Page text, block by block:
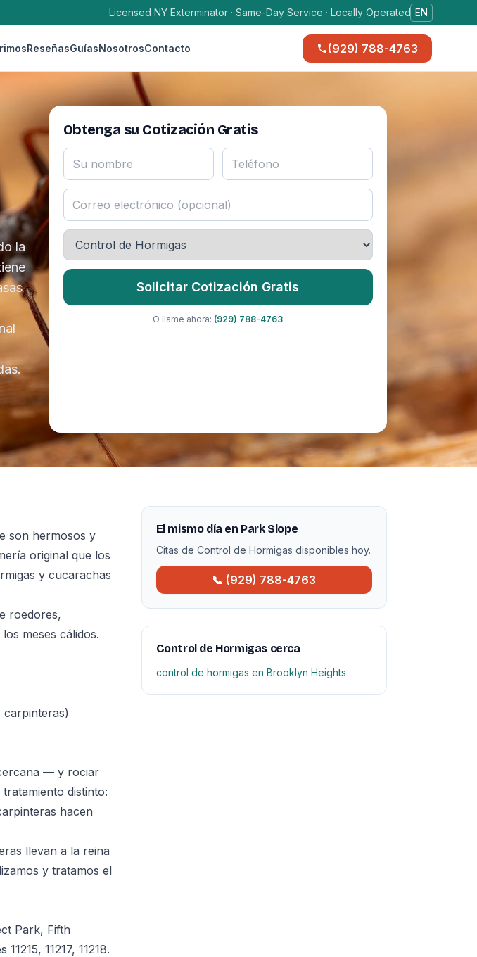
Licensed NY Exterminator · Same-Day Service · Locally Operated EN
ReseñasGuíasNosotrosContacto (929) 788-4763
la
Obtenga su Cotización Gratis
Solicitar Cotización Gratis
O llame ahora: (929) 788-4763
son hermosos y
original que los
y cucarachas
roedores,
meses cálidos.
carpinteras)
— y rociar
distinto:
hacen
llevan a la reina
y tratamos el
Park, Fifth
11217, 11218.
El mismo día en Park Slope
Citas de Control de Hormigas disponibles hoy.
📞 (929) 788-4763
Control de Hormigas cerca
control de hormigas en Brooklyn Heights